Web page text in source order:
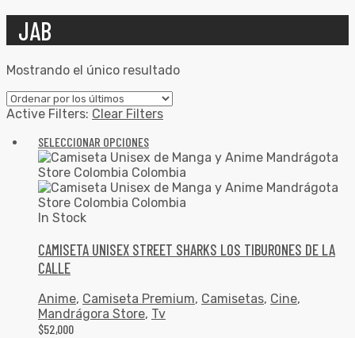
JAB
Mostrando el único resultado
Active Filters: Clear Filters
SELECCIONAR OPCIONES
In Stock
CAMISETA UNISEX STREET SHARKS LOS TIBURONES DE LA
CALLE
Anime, Camiseta Premium, Camisetas, Cine,
Mandrágora Store, Tv
$52,000